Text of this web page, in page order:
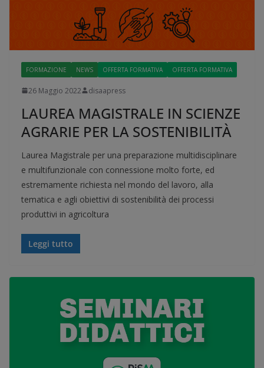
FORMAZIONE NEWS OFFERTA FORMATIVA OFFERTA FORMATIVA
26 Maggio 2022 disaapress
LAUREA MAGISTRALE IN SCIENZE
AGRARIE PER LA SOSTENIBILITÀ
Laurea Magistrale per una preparazione multidisciplinare
e multifunzionale con connessione molto forte, ed
estremamente richiesta nel mondo del lavoro, alla
tematica e agli obiettivi di sostenibilità dei processi
produttivi in agricoltura
Leggi tutto